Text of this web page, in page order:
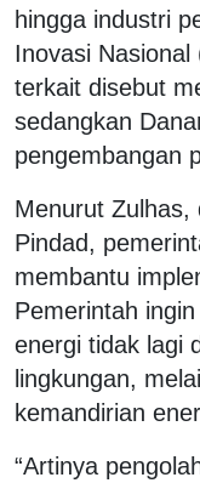
hingga industri
Inovasi
terkait disebut
sedangkan
pengembangan
Menurut Zulhas,
Pindad,
membantu
Pemerintah
energi tidak lagi
lingkungan,
kemandirian
“Artinya